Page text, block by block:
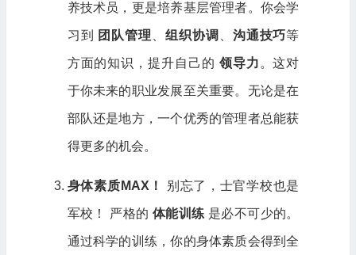
养技术员，更是培养基层管理者。你会学
习到 团队管理 、组织协调 沟通技巧等
方面的知识，提升自己的 领导力 。这对
于你未来的职业发展至关重要。无论是在
部队还是地方，一个优秀的管理者总能获
得更多的机会。
身体素质MAX！ 别忘了，士官学校也是
军校！ 严格的 体能训练 是必不可少的。
通过科学的训练，你的身体素质会得到全